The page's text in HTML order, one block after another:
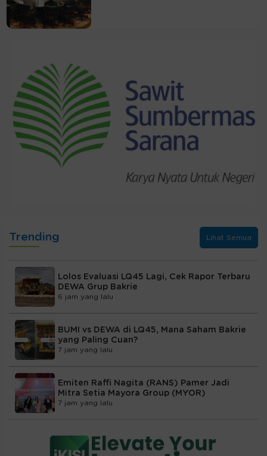
Trending Lihat Semua
Lolos Evaluasi LQ45 Lagi, Cek Rapor Terbaru
DEWA Grup Bakrie
6 jam yang lalu
BUMI vs DEWA di LQ45, Mana Saham Bakrie
yang Paling Cuan?
7 jam yang lalu
Emiten Raffi Nagita (RANS) Pamer Jadi
Mitra Setia Mayora Group (MYOR)
7 jam yang lalu